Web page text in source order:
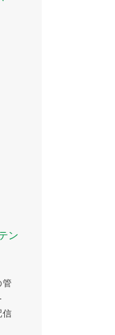
ン
管
信